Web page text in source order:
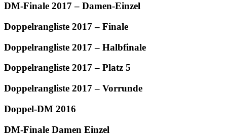
DM-Finale 2017 – Damen-Einzel
Doppelrangliste 2017 – Finale
Doppelrangliste 2017 – Halbfinale
Doppelrangliste 2017 – Platz 5
Doppelrangliste 2017 – Vorrunde
Doppel-DM 2016
DM-Finale Damen Einzel